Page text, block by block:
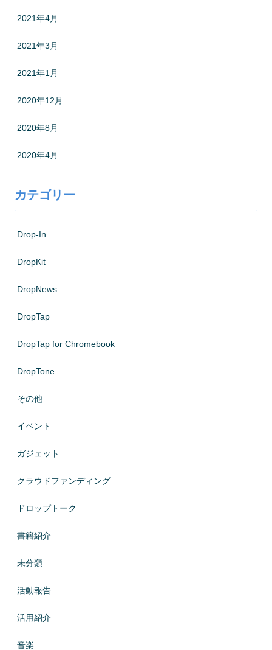
2021年4月
2021年3月
2021年1月
2020年12月
2020年8月
2020年4月
カテゴリー
Drop-In
DropKit
DropNews
DropTap
DropTap for Chromebook
DropTone
その他
イベント
ガジェット
クラウドファンディング
ドロップトーク
書籍紹介
未分類
活動報告
活用紹介
音楽